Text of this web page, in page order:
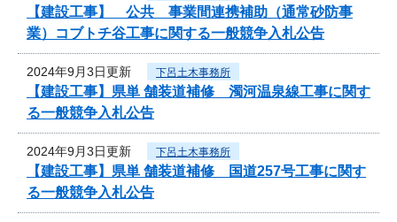
【建設工事】 公共 事業間連携補助（通常砂防事
業）コブトチ谷工事に関する一般競争入札公告
2024年9月3日更新 下呂土木事務所
【建設工事】県単 舗装道補修 濁河温泉線工事に関す
る一般競争入札公告
2024年9月3日更新 下呂土木事務所
【建設工事】県単 舗装道補修 国道257号工事に関す
る一般競争入札公告